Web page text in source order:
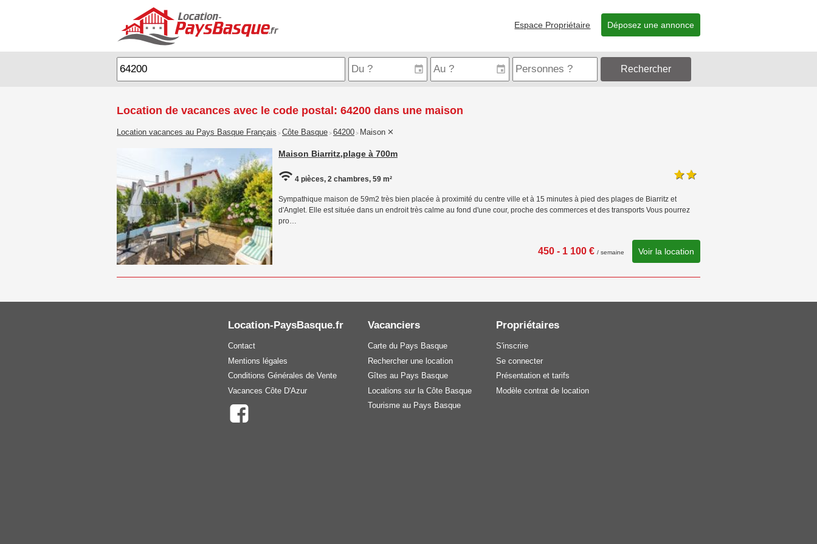
Espace Propriétaire Déposez une annonce
Rechercher
Location de vacances avec le code postal: 64200 dans une maison
Location vacances au Pays Basque Français > Côte Basque > 64200 > Maison
Maison Biarritz,plage à 700m
4 pièces, 2 chambres, 59 m²
Sympathique maison de 59m2 très bien placée à proximité du centre ville et à 15 minutes à pied des plages de Biarritz et
d'Anglet. Elle est située dans un endroit très calme au fond d'une cour, proche des commerces et des transports Vous pourrez
pro…
450 - 1 100 € / semaine Voir la location
Location-PaysBasque.fr
Contact
Mentions légales
Conditions Générales de Vente
Vacances Côte D'Azur
Vacanciers
Carte du Pays Basque
Rechercher une location
Gîtes au Pays Basque
Locations sur la Côte Basque
Tourisme au Pays Basque
Propriétaires
S'inscrire
Se connecter
Présentation et tarifs
Modèle contrat de location